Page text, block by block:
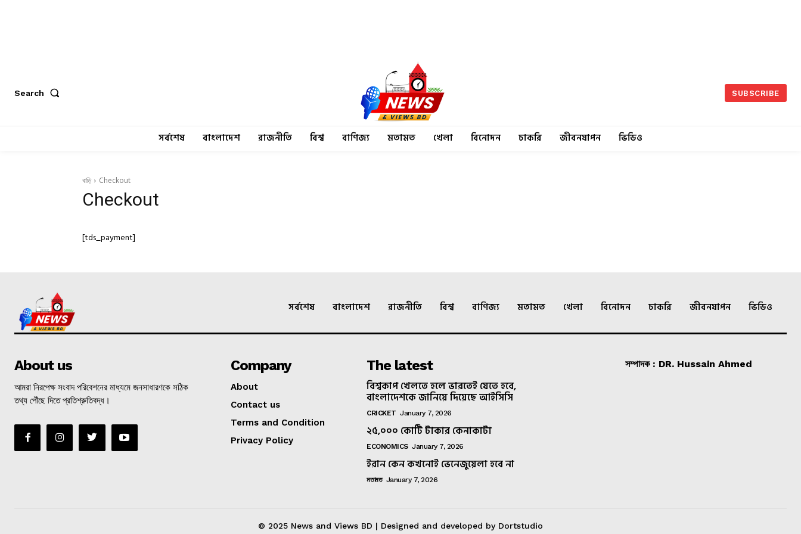
Search SUBSCRIBE
সর্বশেষ বাংলাদেশ রাজনীতি বিশ্ব বাণিজ্য মতামত খেলা বিনোদন চাকরি জীবনযাপন ভিডিও
বাড়ি Checkout
Checkout
[tds_payment]
সর্বশেষ বাংলাদেশ রাজনীতি বিশ্ব বাণিজ্য মতামত খেলা বিনোদন চাকরি জীবনযাপন ভিডিও
About us
আমরা নিরপেক্ষ সংবাদ পরিবেশনের মাধ্যমে জনসাধারণকে সঠিক
তথ্য পৌঁছে দিতে প্রতিশ্রুতিবদ্ধ।
Company
About
Contact us
Terms and Condition
Privacy Policy
The latest
বিশ্বকাপ খেলতে হলে ভারতেই যেতে হবে,
বাংলাদেশকে জানিয়ে দিয়েছে আইসিসি
CRICKET January 7, 2026
২৫,০০০ কোটি টাকার কেনাকাটা
ECONOMICS January 7, 2026
ইরান কেন কখনোই ভেনেজুয়েলা হবে না
মতামত January 7, 2026
সম্পাদক : DR. Hussain Ahmed
© 2025 News and Views BD | Designed and developed by Dortstudio